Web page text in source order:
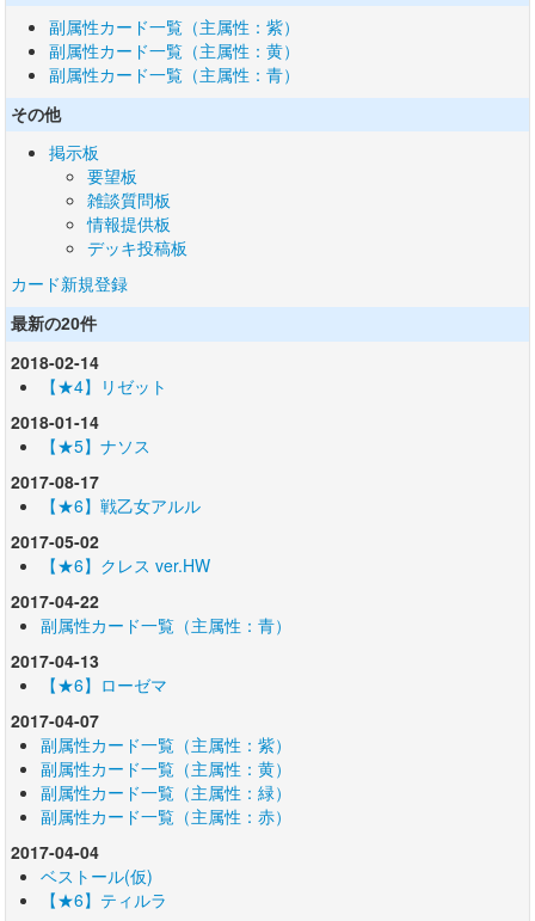
副属性カード一覧（主属性：紫）
副属性カード一覧（主属性：黄）
副属性カード一覧（主属性：青）
その他
掲示板
要望板
雑談質問板
情報提供板
デッキ投稿板
カード新規登録
最新の20件
2018-02-14
【★4】リゼット
2018-01-14
【★5】ナソス
2017-08-17
【★6】戦乙女アルル
2017-05-02
【★6】クレス ver.HW
2017-04-22
副属性カード一覧（主属性：青）
2017-04-13
【★6】ローゼマ
2017-04-07
副属性カード一覧（主属性：紫）
副属性カード一覧（主属性：黄）
副属性カード一覧（主属性：緑）
副属性カード一覧（主属性：赤）
2017-04-04
ベストール(仮)
【★6】ティルラ